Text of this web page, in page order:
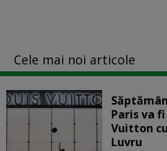
Cele mai noi articole
Paris va
Vuitton
Luvru